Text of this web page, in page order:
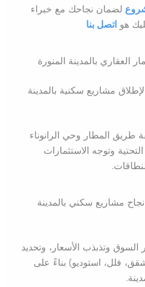
لضمان نجاحك مع خبراء
هو اتصل بنا
العقاري بالمدينة المنورة
مشاريع سكنية بالمدينة
طريق المطار وحي الرانوناء
وتوجه الاستثمارات
مشاريع سكني بالمدينة
وتذبذب الأسعار، وتحديد
فلل، استوديو) بناءً على